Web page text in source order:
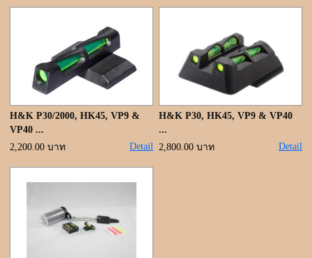
สินค้าลดราคา
ขั้นตอนการสั่งซื้อ
แจ้งชำระเงิน
ค้นหาสินค้า
ติดต่อเรา
H&K P30/2000, HK45, VP9 &
VP40 ...
2,200.00 บาท
Detail
H&K P30, HK45, VP9 & VP40
...
2,800.00 บาท
Detail